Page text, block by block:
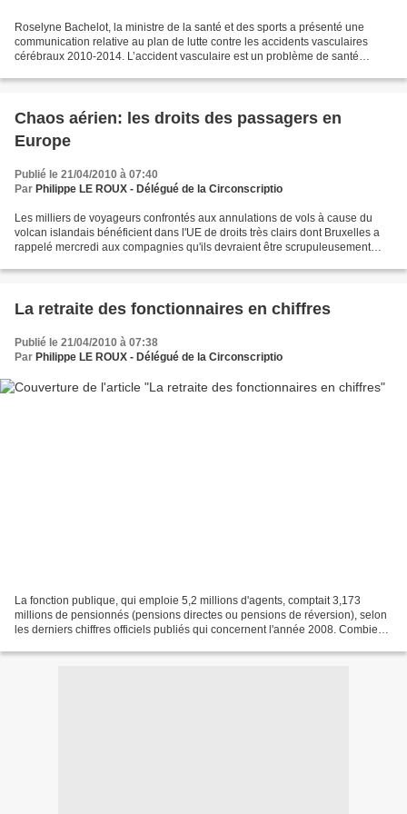
Roselyne Bachelot, la ministre de la santé et des sports a présenté une
communication relative au plan de lutte contre les accidents vasculaires
cérébraux 2010-2014. L’accident vasculaire est un problème de santé
Chaos aérien: les droits des passagers en
Europe
Publié le 21/04/2010 à 07:40
Par Philippe LE ROUX - Délégué de la Circonscriptio
Les milliers de voyageurs confrontés aux annulations de vols à cause du
volcan islandais bénéficient dans l'UE de droits très clairs dont Bruxelles a
rappelé mercredi aux compagnies qu'ils devraient être scrupuleusement
La retraite des fonctionnaires en chiffres
Publié le 21/04/2010 à 07:38
Par Philippe LE ROUX - Délégué de la Circonscriptio
La fonction publique, qui emploie 5,2 millions d'agents, comptait 3,173
millions de pensionnés (pensions directes ou pensions de réversion), selon
les derniers chiffres officiels publiés qui concernent l'année 2008. Combien